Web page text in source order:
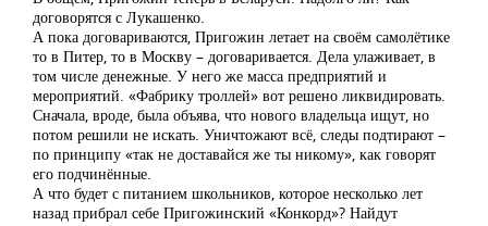
договорятся с Лукашенко.
А пока договариваются, Пригожин летает на своём самолётике
то в Питер, то в Москву – договаривается. Дела улаживает, в
том числе денежные. У него же масса предприятий и
мероприятий. «Фабрику троллей» вот решено ликвидировать.
Сначала, вроде, была объява, что нового владельца ищут, но
потом решили не искать. Уничтожают всё, следы подтирают –
по принципу «так не доставайся же ты никому», как говорят
его подчинённые.
А что будет с питанием школьников, которое несколько лет
назад прибрал себе Пригожинский «Конкорд»? Найдут